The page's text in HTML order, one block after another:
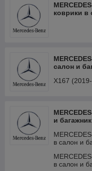
коврики в
салон и
X167
и багажник
в салон и
в салон и